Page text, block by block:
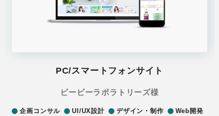
PC/スマートフォンサイト
ビービーラボラトリーズ様
企画コンサル UI/UX設計 デザイン・制作
Web開発